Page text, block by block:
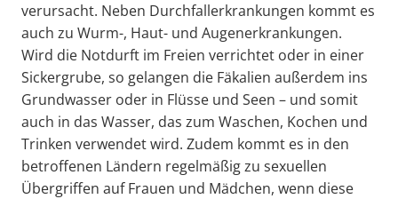
verursacht. Neben Durchfallerkrankungen kommt es
auch zu Wurm-, Haut- und Augenerkrankungen.
Wird die Notdurft im Freien verrichtet oder in einer
Sickergrube, so gelangen die Fäkalien außerdem ins
Grundwasser oder in Flüsse und Seen – und somit
auch in das Wasser, das zum Waschen, Kochen und
Trinken verwendet wird. Zudem kommt es in den
betroffenen Ländern regelmäßig zu sexuellen
Übergriffen auf Frauen und Mädchen, wenn diese